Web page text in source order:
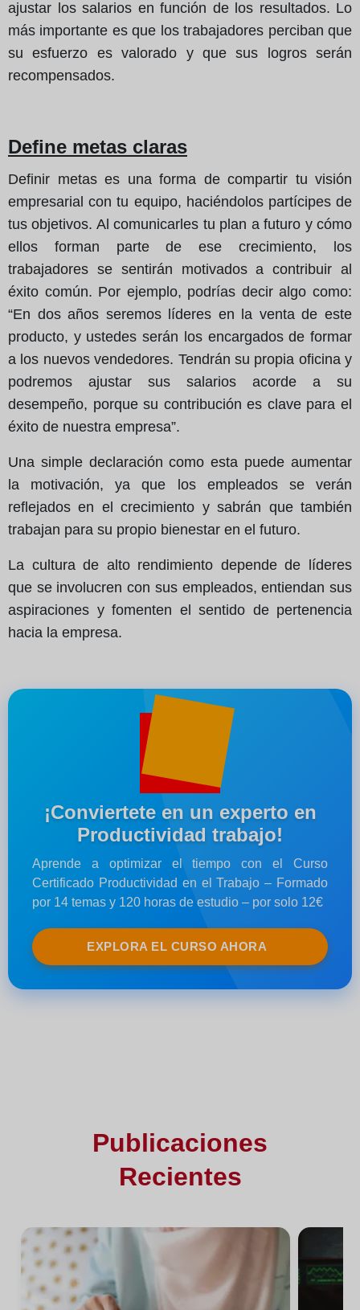
ajustar los salarios en función de los resultados. Lo
más importante es que los trabajadores perciban que
su esfuerzo es valorado y que sus logros serán
recompensados.
Define metas claras
Definir metas es una forma de compartir tu visión
empresarial con tu equipo, haciéndolos partícipes de
tus objetivos. Al comunicarles tu plan a futuro y cómo
ellos forman parte de ese crecimiento, los
trabajadores se sentirán motivados a contribuir al
éxito común. Por ejemplo, podrías decir algo como:
“En dos años seremos líderes en la venta de este
producto, y ustedes serán los encargados de formar
a los nuevos vendedores. Tendrán su propia oficina y
podremos ajustar sus salarios acorde a su
desempeño, porque su contribución es clave para el
éxito de nuestra empresa”.
Una simple declaración como esta puede aumentar
la motivación, ya que los empleados se verán
reflejados en el crecimiento y sabrán que también
trabajan para su propio bienestar en el futuro.
La cultura de alto rendimiento depende de líderes
que se involucren con sus empleados, entiendan sus
aspiraciones y fomenten el sentido de pertenencia
hacia la empresa.
¡Conviertete en un experto en
Productividad trabajo!
Aprende a optimizar el tiempo con el Curso
Certificado Productividad en el Trabajo – Formado
por 14 temas y 120 horas de estudio – por solo 12€
EXPLORA EL CURSO AHORA
Publicaciones
Recientes